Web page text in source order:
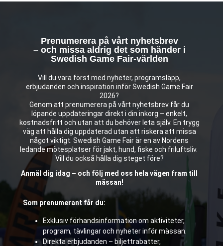
Prenumerera på vårt nyhetsbrev
– och missa aldrig det som händer i
Swedish Game Fair-världen
Vill du vara först med nyheter, programsläpp,
erbjudanden och inspiration inför Swedish Game Fair
2026?
Genom att prenumerera på vårt nyhetsbrev får du
löpande uppdateringar direkt i din inkorg – enkelt,
kostnadsfritt och utan att du behöver leta själv. En trygg
väg att hålla dig uppdaterad utan att riskera att missa
något viktigt. Swedish Game Fair är en av Nordens
ledande mötesplatser för jakt, hund, fiske och friluftsliv.
Vill du också hålla dig steget före?
Anmäl dig idag – och följ med oss hela vägen fram till
mässan!
Som prenumerant får du:
Exklusiv förhandsinformation om aktiviteter,
program, tävlingar och nyheter inför mässan.
Direkta erbjudanden – biljettrabatter,